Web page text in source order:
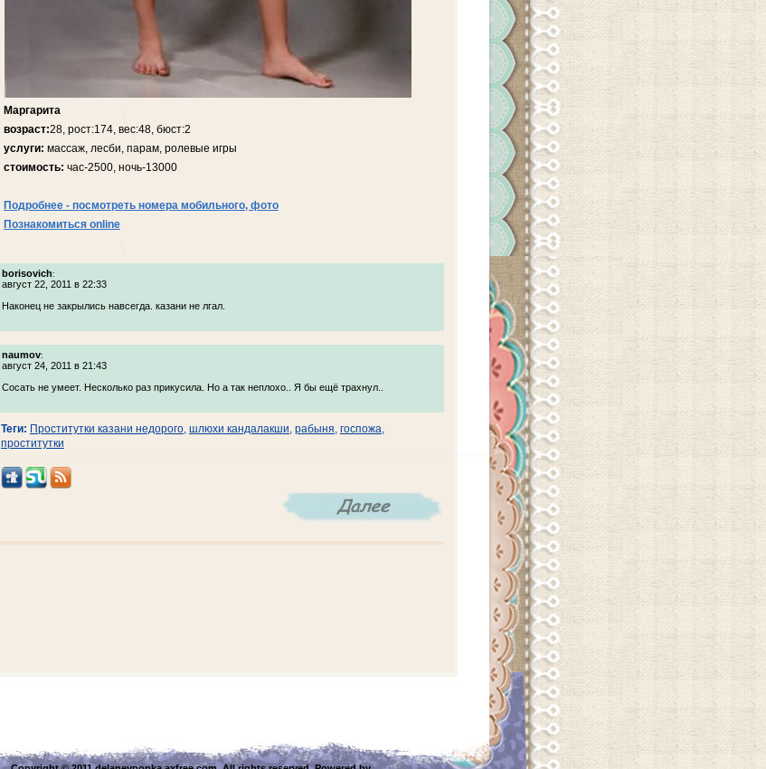
Маргарита
возраст:28, рост:174, вес:48, бюст:2
услуги: массаж, лесби, парам, ролевые игры
стоимость: час-2500, ночь-13000
Подробнее - посмотреть номера мобильного, фото
Познакомиться online
borisovich:
август 22, 2011 в 22:33
Наконец не закрылись навсегда. казани не лгал.
naumov:
август 24, 2011 в 21:43
Сосать не умеет. Несколько раз прикусила. Но а так неплохо.. Я бы ещё трахнул..
Теги: Проститутки казани недорого, шлюхи кандалакши, рабыня, госпожа,
проститутки